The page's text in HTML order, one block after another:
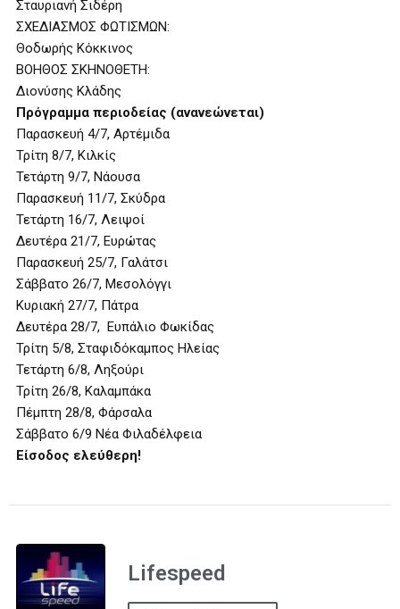
Σταυριανή Σιδέρη
ΣΧΕΔΙΑΣΜΟΣ ΦΩΤΙΣΜΩΝ:
Θοδωρής Κόκκινος
ΒΟΗΘΟΣ ΣΚΗΝΟΘΕΤΗ:
Διονύσης Κλάδης
Πρόγραμμα περιοδείας (ανανεώνεται)
Παρασκευή 4/7, Αρτέμιδα
Τρίτη 8/7, Κιλκίς
Τετάρτη 9/7, Νάουσα
Παρασκευή 11/7, Σκύδρα
Τετάρτη 16/7, Λειψοί
Δευτέρα 21/7, Ευρώτας
Παρασκευή 25/7, Γαλάτσι
Σάββατο 26/7, Μεσολόγγι
Κυριακή 27/7, Πάτρα
Δευτέρα 28/7, Ευπάλιο Φωκίδας
Τρίτη 5/8, Σταφιδόκαμπος Ηλείας
Τετάρτη 6/8, Ληξούρι
Τρίτη 26/8, Καλαμπάκα
Πέμπτη 28/8, Φάρσαλα
Σάββατο 6/9 Νέα Φιλαδέλφεια
Είσοδος ελεύθερη!
Lifespeed